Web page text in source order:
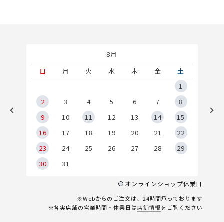
8月
日
月 火 水 木 金
土
1
2
3 4 5 6 7
8
9
10 11 12 13 14
15
16
17 18 19 20 21
22
23
24 25 26 27 28
29
30
31
オンラインショップ休業日
※Webからのご注文は、24時間承っております
※各実店舗の営業時間・休業日は店舗情報をご覧ください